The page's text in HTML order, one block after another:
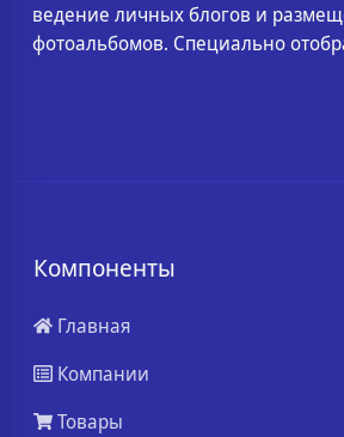
ведение личных блогов и
фотоальбомов. Специально
Компоненты
Главная
Компании
Товары